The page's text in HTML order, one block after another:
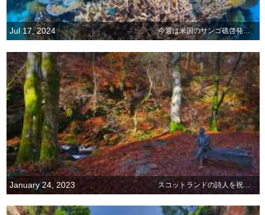
Jul 17, 2024 今週は米国のサンゴ礁啓発週間
January 24, 2023 スコットランドの詩人を祝おう